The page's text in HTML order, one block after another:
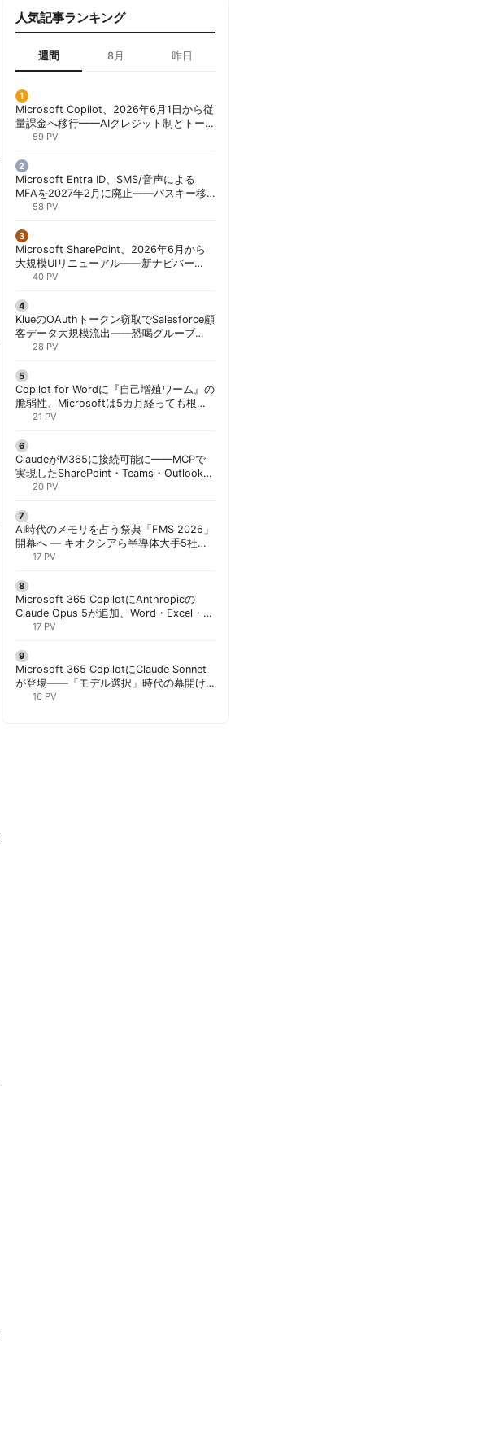
人気記事ランキング
週間 8月 昨日
Microsoft Copilot、2026年6月1日から従
量課金へ移行——AIクレジット制とトーク
ンコストで「メーターショック」を回避
59 PV
Microsoft Entra ID、SMS/音声による
MFAを2027年2月に廃止——パスキー移
行が既定に | 胡田昌彦
58 PV
Microsoft SharePoint、2026年6月から
大規模UIリニューアル——新ナビバー
「Discover/Publish/Build」とAI機能を段
40 PV
KlueのOAuthトークン窃取でSalesforce顧
客データ大規模流出——恐喝グループ
「Icarus」が犯行声明 | 胡田昌彦
28 PV
Copilot for Wordに『自己増殖ワーム』の
脆弱性、Microsoftは5カ月経っても根本
対策できず | 胡田昌彦
21 PV
ClaudeがM365に接続可能に——MCPで
実現したSharePoint・Teams・Outlook連
携、セキュリティと実務への影響を読み
20 PV
AI時代のメモリを占う祭典「FMS 2026」
開幕へ ― キオクシアら半導体大手5社が
基調講演に集結 | 胡田昌彦
17 PV
Microsoft 365 CopilotにAnthropicの
Claude Opus 5が追加、Word・Excel・
PowerPointで選択可能に | 胡田昌彦
17 PV
Microsoft 365 CopilotにClaude Sonnet
が登場——「モデル選択」時代の幕開け
と管理者が知るべき注意点 | 胡田昌彦
16 PV